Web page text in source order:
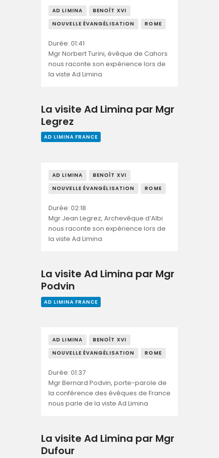
AD LIMINA
BENOÎT XVI
NOUVELLE ÉVANGÉLISATION
ROME
Durée: 01:41
Mgr Norbert Turini, évêque de Cahors
nous raconte son expérience lors de
la viste Ad Limina
La visite Ad Limina par Mgr
Legrez
AD LIMINA FRANCE
AD LIMINA
BENOÎT XVI
NOUVELLE ÉVANGÉLISATION
ROME
Durée: 02:18
Mgr Jean Legrez, Archevêque d’Albi
nous raconte son expérience lors de
la viste Ad Limina
La visite Ad Limina par Mgr
Podvin
AD LIMINA FRANCE
AD LIMINA
BENOÎT XVI
NOUVELLE ÉVANGÉLISATION
ROME
Durée: 01:37
Mgr Bernard Podvin, porte-parole de
la conférence des évêques de France
nous parle de la viste Ad Limina
La visite Ad Limina par Mgr
Dufour